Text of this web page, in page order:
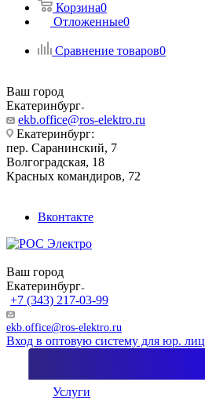
Корзина0
Отложенные0
Сравнение товаров0
Ваш город
Екатеринбург
ekb.office@ros-elektro.ru
Екатеринбург:
пер. Саранинский, 7
Волгоградская, 18
Красных командиров, 72
Вконтакте
Ваш город
Екатеринбург
+7 (343) 217-03-99
ekb.office@ros-elektro.ru
Вход в оптовую систему для юр. лиц
Услуги